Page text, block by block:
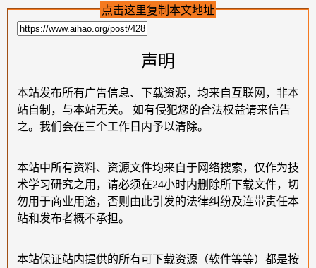
点击这里复制本文地址
声明
本站发布所有广告信息、下载资源，均来自互联网，非本
站自制，与本站无关。 如有侵犯您的合法权益请来信告
之。我们会在三个工作日内予以清除。
本站中所有资料、资源文件均来自于网络搜索，仅作为技
术学习研究之用，请必须在24小时内删除所下载文件，切
勿用于商业用途，否则由此引发的法律纠纷及连带责任本
站和发布者概不承担。
本站保证站内提供的所有可下载资源（软件等等）都是按